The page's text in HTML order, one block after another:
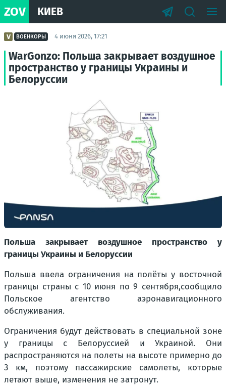
ZOV КИЕВ
ВОЕНКОРЫ 4 июня 2026, 17:21
WarGonzo: Польша закрывает воздушное
пространство у границы Украины и
Белоруссии
Польша закрывает воздушное пространство у
границы Украины и Белоруссии
Польша ввела ограничения на полёты у восточной
границы страны с 10 июня по 9 сентября,сообщило
Польское агентство аэронавигационного
обслуживания.
Ограничения будут действовать в специальной зоне
у границы с Белоруссией и Украиной. Они
распространяются на полеты на высоте примерно до
3 км, поэтому пассажирские самолеты, которые
летают выше, изменения не затронут.